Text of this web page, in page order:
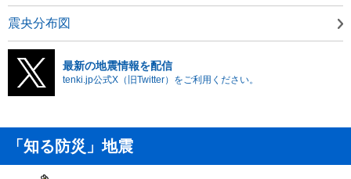
震央分布図
最新の地震情報を配信
tenki.jp公式X（旧Twitter）をご利用ください。
「知る防災」地震